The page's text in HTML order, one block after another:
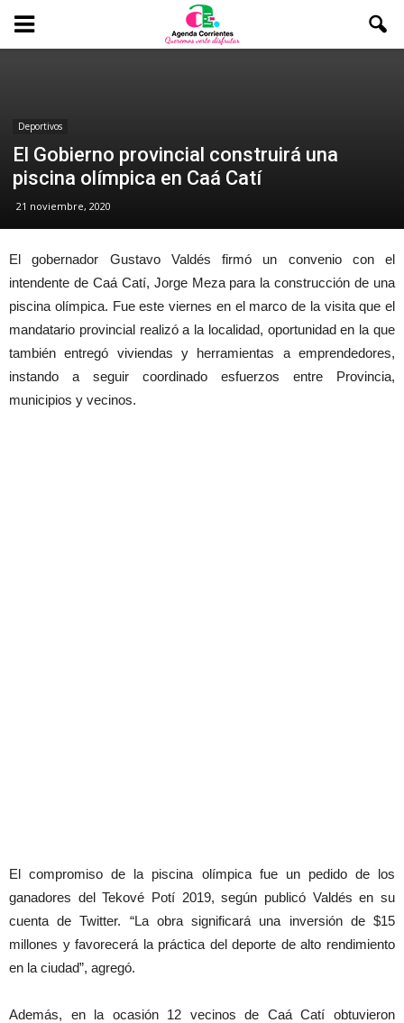
Deportivos
El Gobierno provincial construirá una
piscina olímpica en Caá Catí
21 noviembre, 2020
El gobernador Gustavo Valdés firmó un convenio con el
intendente de Caá Catí, Jorge Meza para la construcción de una
piscina olímpica. Fue este viernes en el marco de la visita que el
mandatario provincial realizó a la localidad, oportunidad en la que
también entregó viviendas y herramientas a emprendedores,
instando a seguir coordinado esfuerzos entre Provincia,
municipios y vecinos.
El compromiso de la piscina olímpica fue un pedido de los
ganadores del Tekové Potí 2019, según publicó Valdés en su
cuenta de Twitter. “La obra significará una inversión de $15
millones y favorecerá la práctica del deporte de alto rendimiento
en la ciudad”, agregó.
Además, en la ocasión 12 vecinos de Caá Catí obtuvieron